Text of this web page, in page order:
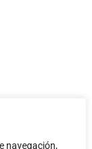
navegación,